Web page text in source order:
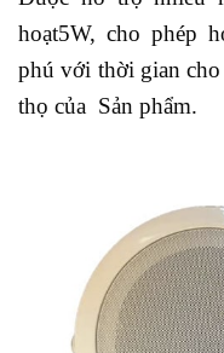
hoạt5W, cho phép
phú với thời gian
thọ của Sản phẩm.